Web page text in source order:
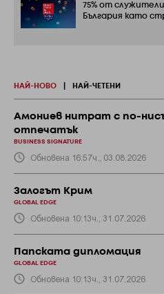
75% от
България като
НАЙ-НОВО НАЙ-ЧЕТЕНИ
Амониев нитрат с по-
отпечатък
BUSINESS SIGNATURE
Обновена 16:57ч., 03.08.2026
Залогът Крим
GLOBAL EDGE
Обновена 10:13ч., 31.07.2026
Папската дипломация
GLOBAL EDGE
Обновена 10:13ч., 31.07.2026